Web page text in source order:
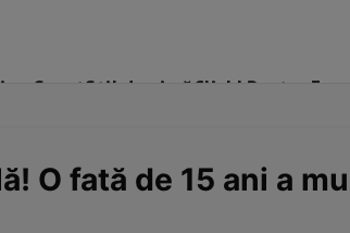
SportStil de viațăClick! Pentru
O fată de 15 ani a